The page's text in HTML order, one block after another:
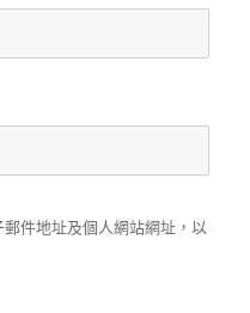
件地址及個人網站網址，以